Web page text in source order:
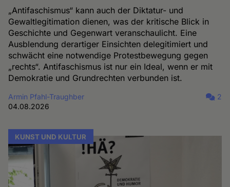
„Antifaschismus“ kann auch der Diktatur- und
Gewaltlegitimation dienen, was der kritische Blick in
Geschichte und Gegenwart veranschaulicht. Eine
Ausblendung derartiger Einsichten delegitimiert und
schwächt eine notwendige Protestbewegung gegen
„rechts“. Antifaschismus ist nur ein Ideal, wenn er mit
Demokratie und Grundrechten verbunden ist.
Armin Pfahl-Traughber
04.08.2026
2
KUNST UND KULTUR